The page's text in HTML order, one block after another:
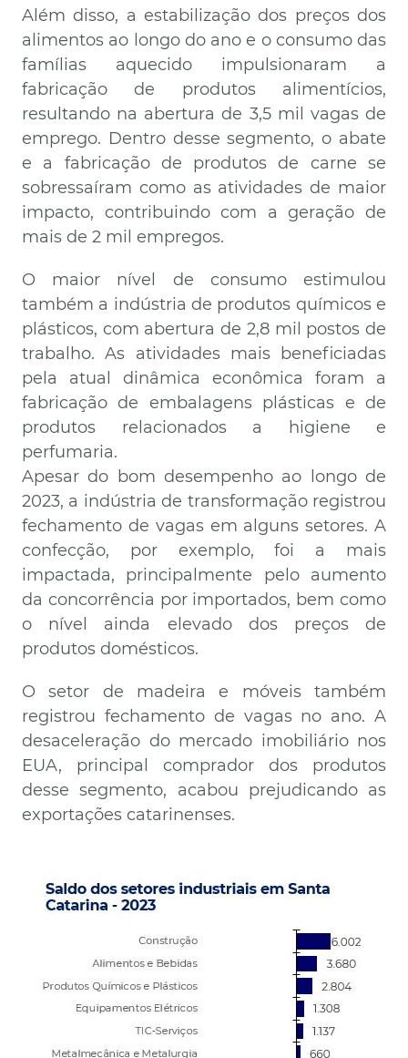
Além disso, a estabilização dos preços dos
alimentos ao longo do ano e o consumo das
famílias aquecido impulsionaram a
fabricação de produtos alimentícios,
resultando na abertura de 3,5 mil vagas de
emprego. Dentro desse segmento, o abate
e a fabricação de produtos de carne se
sobressaíram como as atividades de maior
impacto, contribuindo com a geração de
mais de 2 mil empregos.
O maior nível de consumo estimulou
também a indústria de produtos químicos e
plásticos, com abertura de 2,8 mil postos de
trabalho. As atividades mais beneficiadas
pela atual dinâmica econômica foram a
fabricação de embalagens plásticas e de
produtos relacionados a higiene e
perfumaria.
Apesar do bom desempenho ao longo de
2023, a indústria de transformação registrou
fechamento de vagas em alguns setores. A
confecção, por exemplo, foi a mais
impactada, principalmente pelo aumento
da concorrência por importados, bem como
o nível ainda elevado dos preços de
produtos domésticos.
O setor de madeira e móveis também
registrou fechamento de vagas no ano. A
desaceleração do mercado imobiliário nos
EUA, principal comprador dos produtos
desse segmento, acabou prejudicando as
exportações catarinenses.
Imagem